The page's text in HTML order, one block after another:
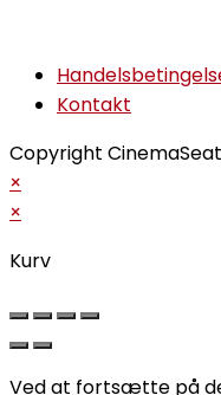
Kontakt
Copyright
×
×
Kurv
Ved at fortsætte på